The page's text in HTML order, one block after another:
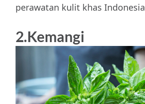
perawatan kulit khas
2.Kemangi